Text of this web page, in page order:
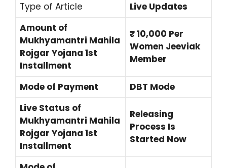
Type of Article
Live Updates
Amount of
Mukhyamantri Mahila
Rojgar Yojana 1st
Installment
₹ 10,000 Per
Women Jeeviak
Member
Mode of Payment
DBT Mode
Live Status of
Mukhyamantri Mahila
Rojgar Yojana 1st
Installment
Releasing
Process Is
Started Now